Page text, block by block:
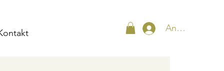
Anmelden